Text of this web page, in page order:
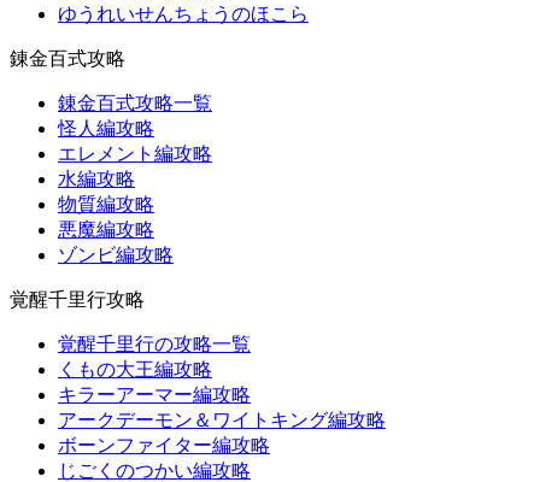
ゆうれいせんちょうのほこら
錬金百式攻略
錬金百式攻略一覧
怪人編攻略
エレメント編攻略
水編攻略
物質編攻略
悪魔編攻略
ゾンビ編攻略
覚醒千里行攻略
覚醒千里行の攻略一覧
くもの大王編攻略
キラーアーマー編攻略
アークデーモン＆ワイトキング編攻略
ボーンファイター編攻略
じごくのつかい編攻略